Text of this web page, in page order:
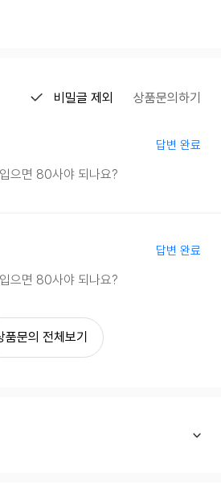
비밀글 제외 상품문의하기
답변 완료
으면 80사야 되나요?
답변 완료
으면 80사야 되나요?
품문의 전체보기